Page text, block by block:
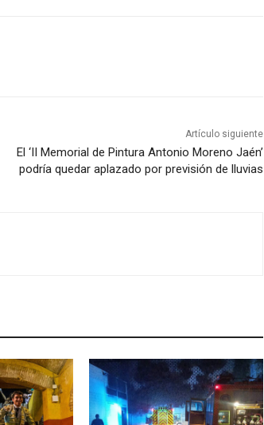
t
e
c
h
Artículo siguiente
El ‘II Memorial de Pintura Antonio Moreno Jaén’
podría quedar aplazado por previsión de lluvias